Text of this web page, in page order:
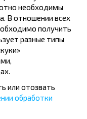
Игнат
07.04.2025
необходимы
В отношении всех
получить
разные типы
или отозвать
обработки